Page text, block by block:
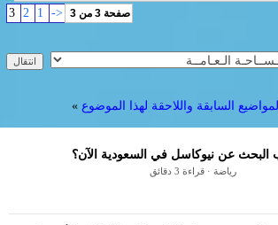
صفحة 3 من 3 <-
السابقة واللاحقة لهذا الموضوع »
البحث عن نيوكاسل في السعودية الآن؟
رياضة · قراءة 3 دقائق